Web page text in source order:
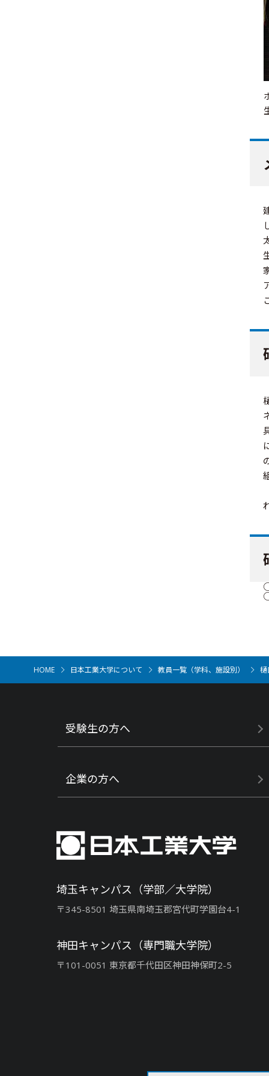
HOME 日本工業大学について 教員一覧（学科、施設別） 樋
受験生の方へ
企業の方へ
埼玉キャンパス（学部／大学院）
〒345-8501 埼玉県南埼玉郡宮代町学園台4-1
神田キャンパス（専門職大学院）
〒101-0051 東京都千代田区神田神保町2-5